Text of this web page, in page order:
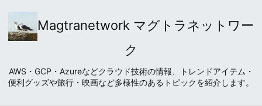
Magtranetwork マグトラネットワー
ク
AWS・GCP・Azureなどクラウド技術の情報、トレンドアイテム・
便利グッズや旅行・映画など多様性のあるトピックを紹介します。